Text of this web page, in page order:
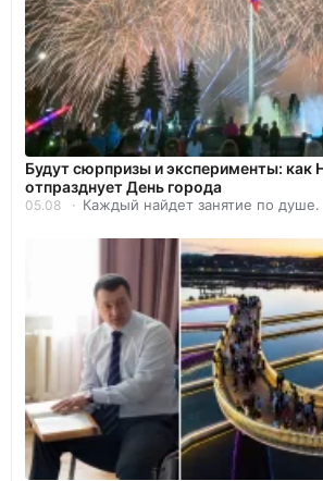
Будут сюрпризы и эксперименты: как
отпразднует День города
05.08 Каждый найдет занятие по душе.